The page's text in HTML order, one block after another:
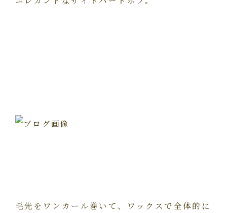
毛先をワンカール巻いて、ワックスで全体的に